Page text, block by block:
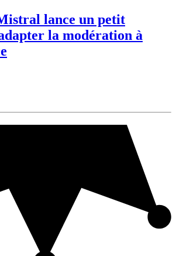
lance un petit
la modération à